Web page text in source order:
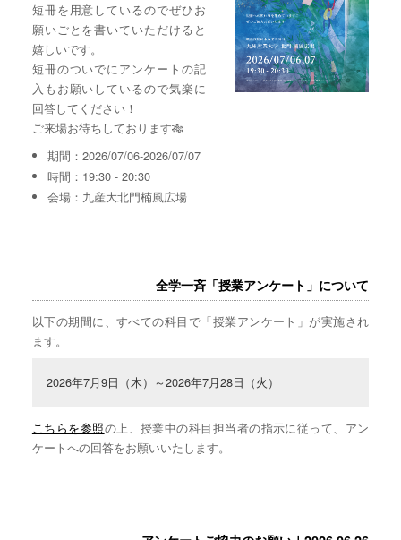
短冊を用意しているのでぜひお
願いごとを書いていただけると
嬉しいです。
短冊のついでにアンケートの記
入もお願いしているので気楽に
回答してください！
ご来場お待ちしております🎋
期間：2026/07/06-2026/07/07
時間：19:30 - 20:30
会場：九産大北門楠風広場
全学一斉「授業アンケート」について
以下の期間に、すべての科目で「授業アンケート」が実施され
ます。
2026年7月9日（木）～2026年7月28日（火）
こちらを参照の上、授業中の科目担当者の指示に従って、アン
ケートへの回答をお願いいたします。